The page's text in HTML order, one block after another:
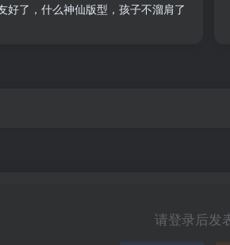
好了，什么神仙版型，孩子不溜肩了
请登录后发